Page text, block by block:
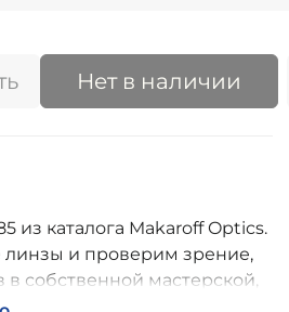
Нет в наличии
из каталога Makaroff Optics.
линзы и проверим зрение,
в собственной мастерской,
линзы – до 30